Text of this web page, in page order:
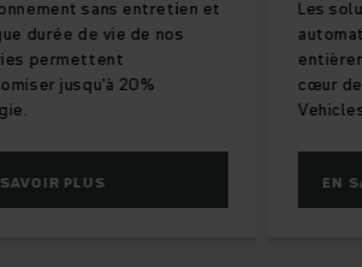
Les solutions de chariots
automatisés et le transport
entièrement automatisé sont au
cœur des Automated Guided
EN SAVOIR PLUS